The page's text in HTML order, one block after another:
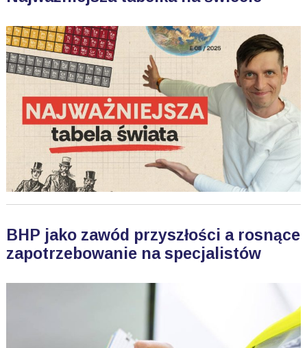
BHP jako zawód przyszłości a rosnące
zapotrzebowanie na specjalistów